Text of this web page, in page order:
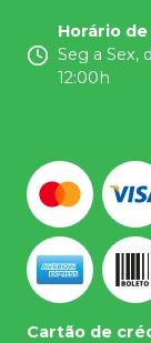
Horário
Seg a Sex,
12:00h
Cartão de